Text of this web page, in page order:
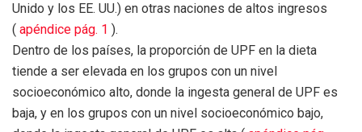
Unido y los EE. UU.) en otras naciones de altos ingresos
( apéndice pág. 1 ).
Dentro de los países, la proporción de UPF en la dieta
tiende a ser elevada en los grupos con un nivel
socioeconómico alto, donde la ingesta general de UPF es
baja, y en los grupos con un nivel socioeconómico bajo,